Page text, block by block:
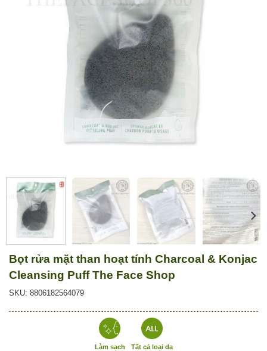
Bọt rửa mặt than hoạt tính Charcoal & Konjac
Cleansing Puff The Face Shop
SKU: 8806182564079
Làm sạch Tất cả loại da